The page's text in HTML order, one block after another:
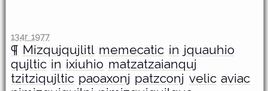
134r 1977
¶ Mizqujqujlitl memecatic in jquauhio
qujltic in ixiuhio matzatzaianquj
tzitziqujltic paoaxonj patzconj velic aviac